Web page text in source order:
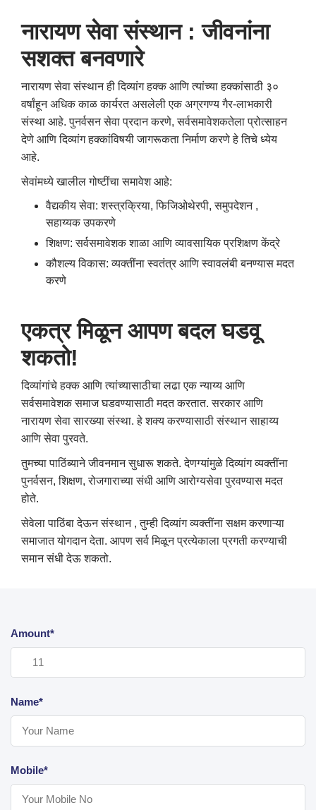
नारायण सेवा संस्थान : जीवनांना
सशक्त बनवणारे
नारायण सेवा संस्थान ही दिव्यांग हक्क आणि त्यांच्या हक्कांसाठी ३०
वर्षांहून अधिक काळ कार्यरत असलेली एक अग्रगण्य गैर-लाभकारी
संस्था आहे. पुनर्वसन सेवा प्रदान करणे, सर्वसमावेशकतेला प्रोत्साहन
देणे आणि दिव्यांग हक्कांविषयी जागरूकता निर्माण करणे हे तिचे ध्येय
आहे.
सेवांमध्ये खालील गोष्टींचा समावेश आहे:
वैद्यकीय सेवा: शस्त्रक्रिया, फिजिओथेरपी, समुपदेशन ,
सहाय्यक उपकरणे
शिक्षण: सर्वसमावेशक शाळा आणि व्यावसायिक प्रशिक्षण केंद्रे
कौशल्य विकास: व्यक्तींना स्वतंत्र आणि स्वावलंबी बनण्यास मदत
करणे
एकत्र मिळून आपण बदल घडवू
शकतो!
दिव्यांगांचे हक्क आणि त्यांच्यासाठीचा लढा एक न्याय्य आणि
सर्वसमावेशक समाज घडवण्यासाठी मदत करतात. सरकार आणि
नारायण सेवा सारख्या संस्था. हे शक्य करण्यासाठी संस्थान साहाय्य
आणि सेवा पुरवते.
तुमच्या पाठिंब्याने जीवनमान सुधारू शकते. देणग्यांमुळे दिव्यांग व्यक्तींना
पुनर्वसन, शिक्षण, रोजगाराच्या संधी आणि आरोग्यसेवा पुरवण्यास मदत
होते.
सेवेला पाठिंबा देऊन संस्थान , तुम्ही दिव्यांग व्यक्तींना सक्षम करणाऱ्या
समाजात योगदान देता. आपण सर्व मिळून प्रत्येकाला प्रगती करण्याची
समान संधी देऊ शकतो.
Amount*
Name*
Mobile*